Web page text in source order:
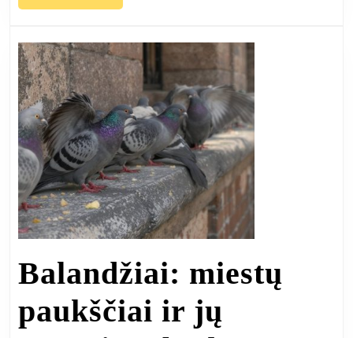
MORE
Balandžiai: miestų
paukščiai ir jų